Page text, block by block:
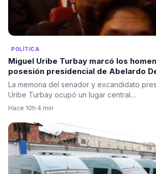
POLÍTICA
Miguel Uribe Turbay marcó los
posesión presidencial de Abelardo
La memoria del senador y excandidato
Uribe Turbay ocupó un lugar central…
Hace 10h·4 min